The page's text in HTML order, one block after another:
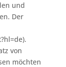
und
Der
von
möchten